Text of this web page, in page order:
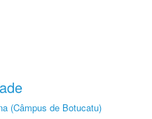
(Câmpus de Botucatu)